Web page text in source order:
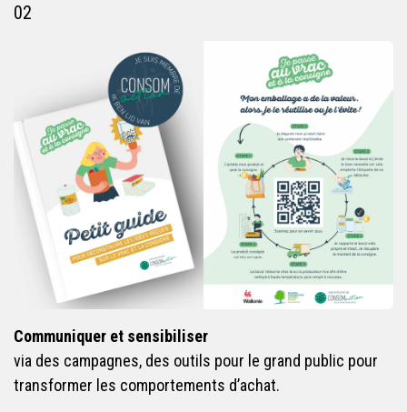
02
Communiquer et sensibiliser
via des campagnes, des outils pour le grand public pour
transformer les comportements d’achat.